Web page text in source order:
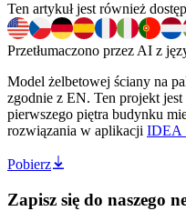
Ten artykuł jest również
Przetłumaczono przez AI z
Model żelbetowej ściany na
zgodnie z EN. Ten projekt
pierwszego piętra budynku
rozwiązania w aplikacji IDEA
Pobierz
Zapisz się do naszego